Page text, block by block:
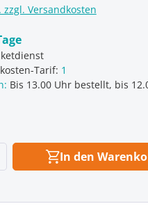
Versandkosten
Tarif: 1
Bis 13.00 Uhr bestellt, bis
Gib den
In den